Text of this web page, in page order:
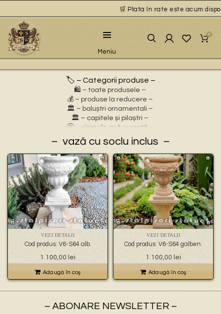
🛒 Plata în rate este acum
Meniu
0
🏷️ – Categorii produse –
🛍️ – toate produsele –
💰 – produse la reducere –
🏛 – baluștri ornamentali –
🏛 – capitele și pilaștri –
🚰 – cișmele apă curentă –
⛲ – fântâni arteziene –
🎀 – idei de cadouri –
🪴 – jardiniere cu personaje –
🌸 – jardiniere pentru flori –
🏗 – socluri și stative –
🦌 – statuete animale sălbatice –
🐕 – statuete animale domestice –
🧘 – statuete buddha –
🧺 – statuete cu coșulețe –
🐉 – statuete gargoyles –
👼 – statuete religioase și îngerași –
🦜 – statuete păsări –
💧 – statuete pentru fântâni –
🍄 – statuete pitici și troli –
🏺 – vaze pentru flori –
vază cu soclu inclus
VEZI DETALII
Cod produs: V6-S64 alb.
1.100,00 lei
Adaugă în coş
VEZI DETALII
Cod produs: V6-S64 galben.
1.100,00 lei
Adaugă în coş
– ABONARE NEWSLETTER –